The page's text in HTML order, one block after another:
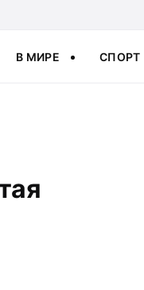
В МИРЕ СПОРТ